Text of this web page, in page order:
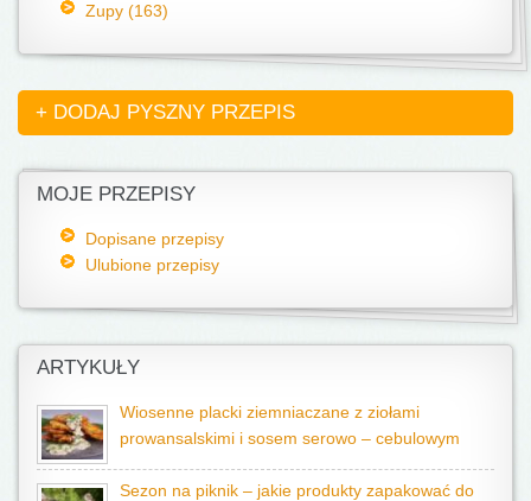
Zupy (163)
+ DODAJ PYSZNY PRZEPIS
MOJE PRZEPISY
Dopisane przepisy
Ulubione przepisy
ARTYKUŁY
Wiosenne placki ziemniaczane z ziołami
prowansalskimi i sosem serowo – cebulowym
Sezon na piknik – jakie produkty zapakować do